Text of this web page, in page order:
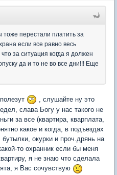
перестали платить за
если все равно весь
за ситуация когда я должен
да и то не во все дни!!! Еще
, слушайте ну это
слава Богу у нас такого не
за все (квартира, кварплата,
какое и когда, в подъездах
окурки и проч.дрянь на
то охранник если бы меня
я не знаю что сделала
я Вас сочувствую